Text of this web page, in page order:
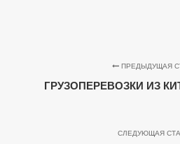
ПРЕДЫДУЩАЯ
ГРУЗОПЕРЕВОЗКИ ИЗ
СЛЕДУЮЩАЯ